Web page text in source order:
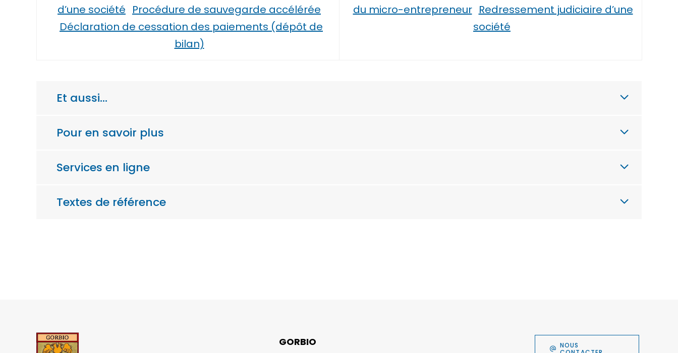
d’une société Procédure de sauvegarde accélérée
Déclaration de cessation des paiements (dépôt de
bilan)
du micro-entrepreneur Redressement judiciaire d’une
société
Et aussi…
Pour en savoir plus
Services en ligne
Textes de référence
GORBIO
NOUS